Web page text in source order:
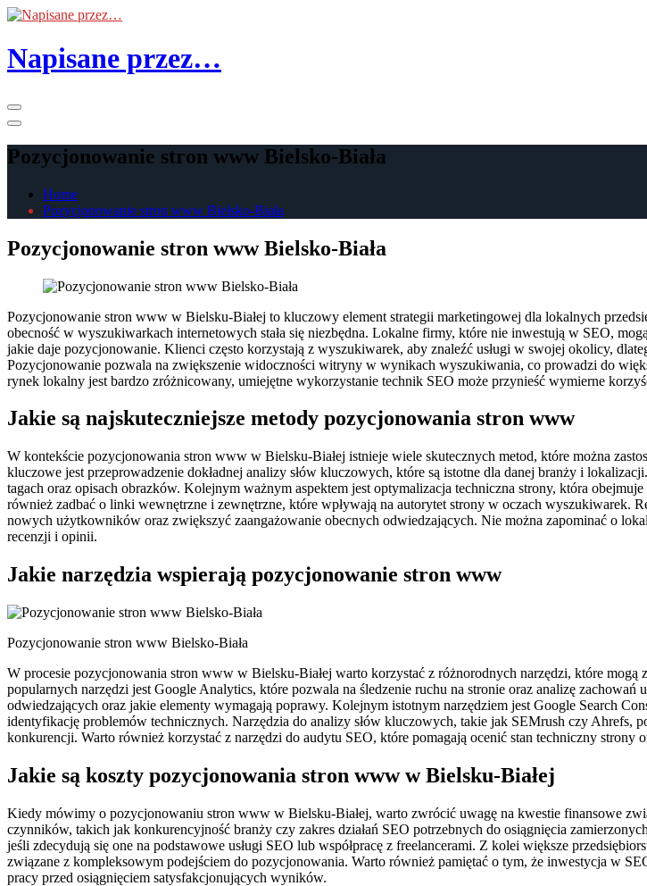
Skip
the
content
Napisane przez…
Pozycjonowanie stron www Bielsko-Biała
Home
Pozycjonowanie stron www Bielsko-Biała
Pozycjonowanie stron www Bielsko-Biała
Pozycjonowanie stron www w Bielsku-Białej to kluczowy element strategii marketingowej dla lokalnych
obecność w wyszukiwarkach internetowych stała się niezbędna. Lokalne firmy, które nie inwestują w SEO,
jakie daje pozycjonowanie. Klienci często korzystają z wyszukiwarek, aby znaleźć usługi w swojej okolicy,
Pozycjonowanie pozwala na zwiększenie widoczności witryny w wynikach wyszukiwania, co prowadzi do
rynek lokalny jest bardzo zróżnicowany, umiejętne wykorzystanie technik SEO może przynieść wymierne
Jakie są najskuteczniejsze metody pozycjonowania stron www
W kontekście pozycjonowania stron www w Bielsku-Białej istnieje wiele skutecznych metod, które można
kluczowe jest przeprowadzenie dokładnej analizy słów kluczowych, które są istotne dla danej branży i
tagach oraz opisach obrazków. Kolejnym ważnym aspektem jest optymalizacja techniczna strony, która
również zadbać o linki wewnętrzne i zewnętrzne, które wpływają na autorytet strony w oczach wyszukiwarek.
nowych użytkowników oraz zwiększyć zaangażowanie obecnych odwiedzających. Nie można zapominać o
recenzji i opinii.
Jakie narzędzia wspierają pozycjonowanie stron www
Pozycjonowanie stron www Bielsko-Biała
W procesie pozycjonowania stron www w Bielsku-Białej warto korzystać z różnorodnych narzędzi, które mogą
popularnych narzędzi jest Google Analytics, które pozwala na śledzenie ruchu na stronie oraz analizę
odwiedzających oraz jakie elementy wymagają poprawy. Kolejnym istotnym narzędziem jest Google Search
identyfikację problemów technicznych. Narzędzia do analizy słów kluczowych, takie jak SEMrush czy Ahrefs,
konkurencji. Warto również korzystać z narzędzi do audytu SEO, które pomagają ocenić stan techniczny strony
Jakie są koszty pozycjonowania stron www w Bielsku-Białej
Kiedy mówimy o pozycjonowaniu stron www w Bielsku-Białej, warto zwrócić uwagę na kwestie finansowe
czynników, takich jak konkurencyjność branży czy zakres działań SEO potrzebnych do osiągnięcia
jeśli zdecydują się one na podstawowe usługi SEO lub współpracę z freelancerami. Z kolei większe
związane z kompleksowym podejściem do pozycjonowania. Warto również pamiętać o tym, że inwestycja w
pracy przed osiągnięciem satysfakcjonujących wyników.